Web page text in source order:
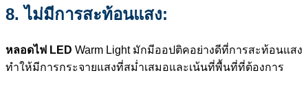
8. ไม่มีการสะท้อนแสง:
หลอดไฟ LED Warm Light มักมีออปติคอย่างดีที่การสะท้อนแสง
ทำให้มีการกระจายแสงที่สม่ำเสมอและเน้นที่พื้นที่ที่ต้องการ